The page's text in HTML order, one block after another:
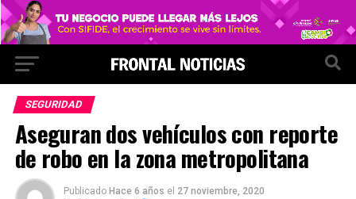
SEGURIDAD
Aseguran dos vehículos con reporte
de robo en la zona metropolitana
Publicado Hace 6 años el 27 noviembre, 2020